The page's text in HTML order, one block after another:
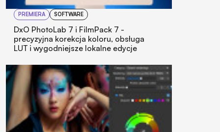
PREMIERA SOFTWARE
DxO PhotoLab 7 i FilmPack 7 -
precyzyjna korekcja koloru, obsługa
LUT i wygodniejsze lokalne edycje